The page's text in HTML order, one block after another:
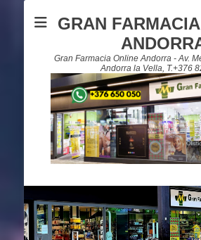
GRAN
Gran Farmacia Online Andorra - Av.
Andorra la Vella, T.+376